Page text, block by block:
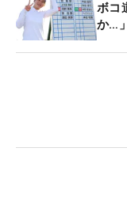
さらに15番は1メ
ちが折れても不
い。もしここを
ボコ
か…